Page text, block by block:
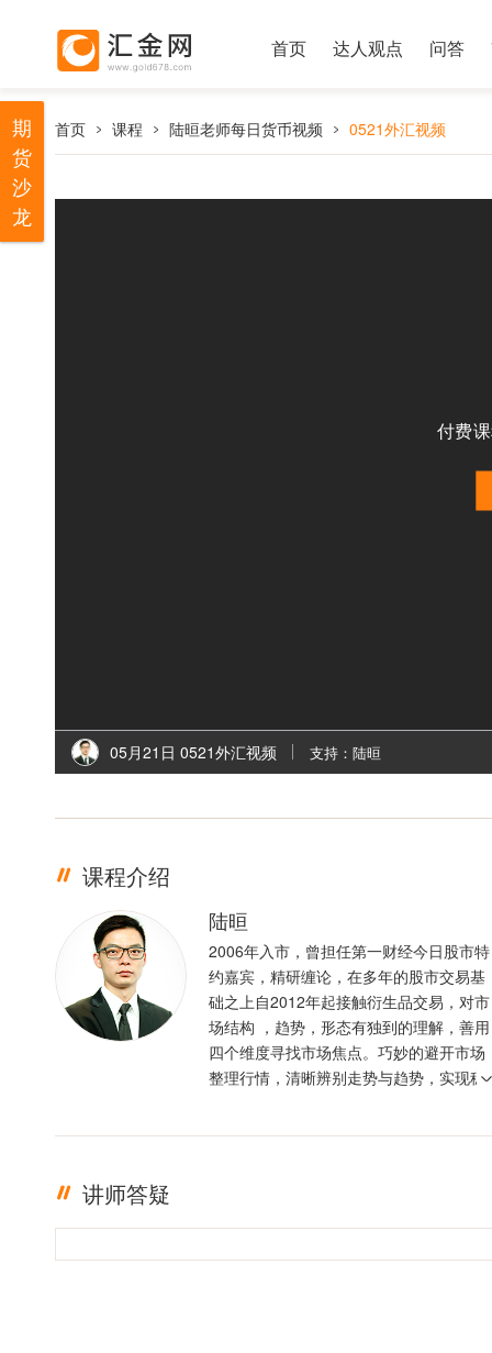
首页 达人观点 问答
首页 课程 陆晅老师每日货币视频 0521外汇视频
付费
05月21日 0521外汇视频 支持：陆晅
课程介绍
陆晅
2006年入市，曾担任第一财经今日股市特
约嘉宾，精研缠论，在多年的股市交易基
础之上自2012年起接触衍生品交易，对市
场结构 ，趋势，形态有独到的理解，善用
四个维度寻找市场焦点。巧妙的避开市场
整理行情，清晰辨别走势与趋势，实现稳
讲师答疑
期
货
沙
龙